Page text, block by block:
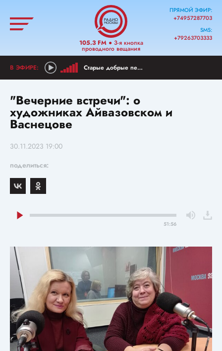
105.3 FM● 3-я кнопка
проводного вещания
ПРЯМОЙ ЭФИР:
+74957287703
SMS:
+79263703333
Старые добрые песни
"Вечерние встречи": о
художниках Айвазовском и
Васнецове
30.11.2023 19:00
поделиться:
51:56